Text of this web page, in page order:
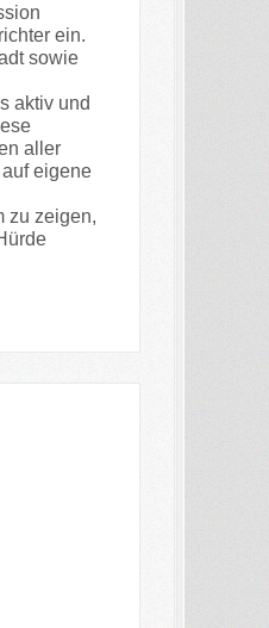
ein.
sowie
aktiv und
aller
eigene
zu zeigen,